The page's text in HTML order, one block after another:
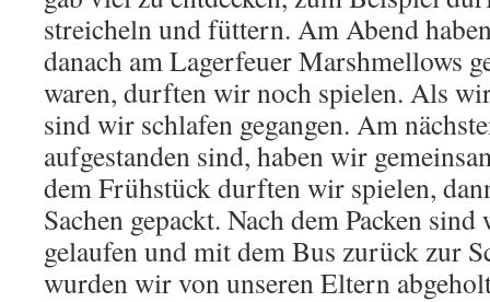
streicheln und füttern. Am Abend
danach am Lagerfeuer Marshmellows
waren, durften wir noch spielen. Als
sind wir schlafen gegangen. Am
aufgestanden sind, haben wir
dem Frühstück durften wir spielen,
Sachen gepackt. Nach dem Packen
gelaufen und mit dem Bus zurück zur
wurden wir von unseren Eltern